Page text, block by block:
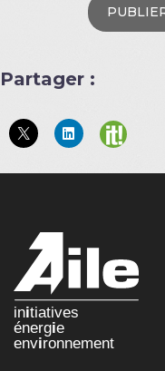
Partager :